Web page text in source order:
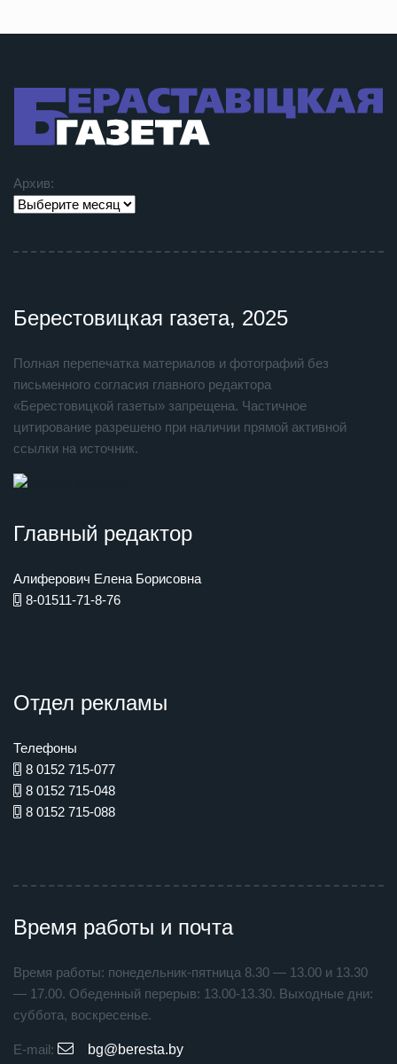
Архив:
Берестовицкая газета, 2025
Полная перепечатка материалов и фотографий без
письменного согласия главного редактора
«Берестовицкой газеты» запрещена. Частичное
цитирование разрешено при наличии прямой активной
ссылки на источник.
Главный редактор
Алиферович Елена Борисовна
8-01511-71-8-76
Отдел рекламы
Телефоны
8 0152 715-077
8 0152 715-048
8 0152 715-088
Время работы и почта
Время работы: понедельник-пятница 8.30 — 13.00 и 13.30
— 17.00. Обеденный перерыв: 13.00-13.30. Выходные дни:
суббота, воскресенье.
E-mail: bg@beresta.by